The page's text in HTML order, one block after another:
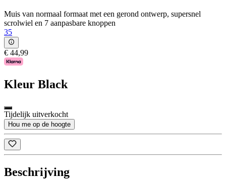
Muis van normaal formaat met een gerond ontwerp, supersnel
scrolwiel en 7 aanpasbare knoppen
35
€ 44,99
Kleur Black
Tijdelijk uitverkocht
Hou me op de hoogte
Beschrijving